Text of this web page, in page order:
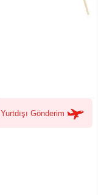
Yurtdışı Gönderim